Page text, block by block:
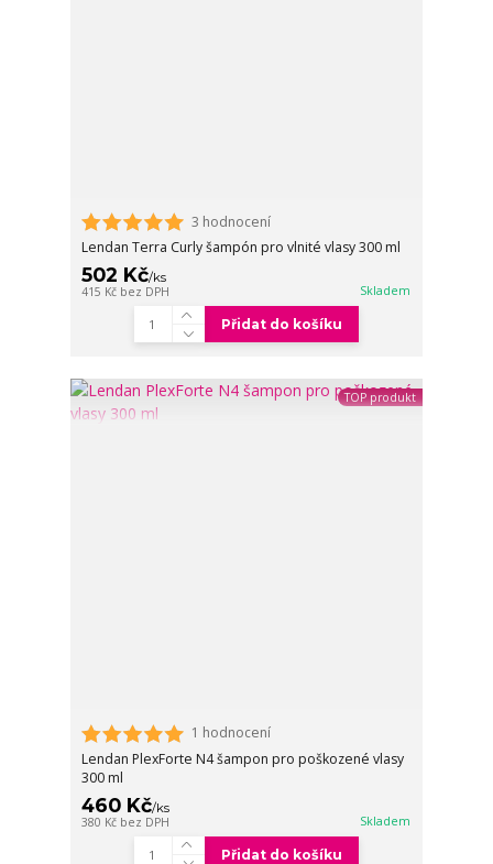
3 hodnocení
Lendan Terra Curly šampón pro vlnité vlasy 300 ml
502 Kč/ks
415 Kč bez DPH Skladem
Přidat do košíku
TOP produkt
1 hodnocení
Lendan PlexForte N4 šampon pro poškozené vlasy
300 ml
460 Kč/ks
380 Kč bez DPH Skladem
Přidat do košíku